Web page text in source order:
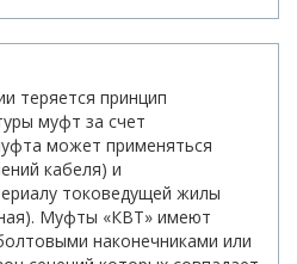
теряется принцип
муфт за счет
может применяться
кабеля) и
токоведущей жилы
Муфты «КВТ» имеют
наконечниками или